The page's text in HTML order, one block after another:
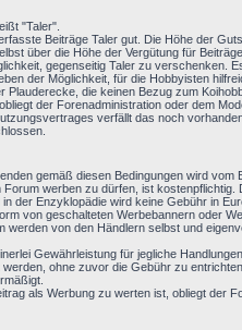
"Taler".
Beiträge Taler gut. Die Höhe der
über die Höhe der Vergütung für Beiträge.
gegenseitig Taler zu verschenken.
der Möglichkeit, für die Hobbyisten
Plauderecke, die keinen Bezug zum
der Forenadministration oder dem
verfällt das noch
gemäß diesen Bedingungen wird vom
Forum werben zu dürfen, ist
der Enzyklopädie wird keine Gebühr in
von geschalteten Werbebannern oder
werden von den Händlern selbst und
Gewährleistung für jegliche
ohne zuvor die Gebühr zu
als Werbung zu werten ist, obliegt der